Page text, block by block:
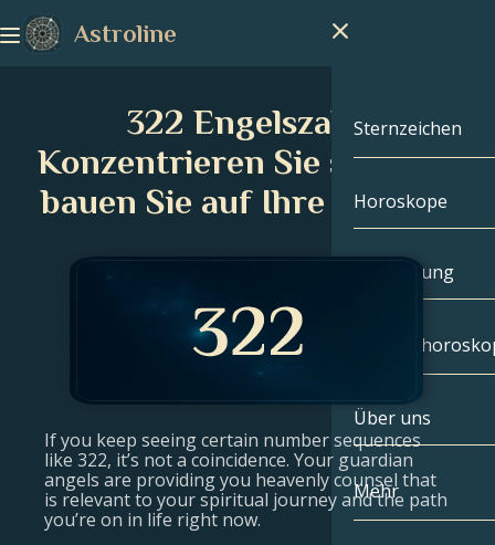
Astroline
Sternzeichen
Sternzeichen
Steinbock
Fische
Widder
Stier
Horoskope
Handlesung
Über uns
Mehr
322 Engelszahl:
Konzentrieren Sie sich und
bauen Sie auf Ihre Stärken
If you keep seeing certain number sequences
like 322, it’s not a coincidence. Your guardian
angels are providing you heavenly counsel that
is relevant to your spiritual journey and the path
you’re on in life right now.